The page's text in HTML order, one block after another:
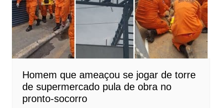
Homem que ameaçou se jogar de torre
de supermercado pula de obra no
pronto-socorro